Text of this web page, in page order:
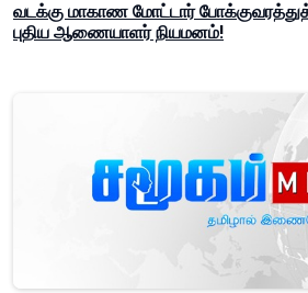
வடக்கு மாகாண மோட்டார்
புதிய ஆணையாளர் நியமனம்!